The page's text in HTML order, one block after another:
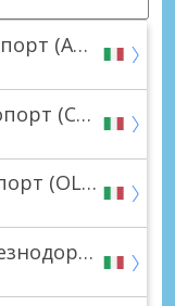
(AHO)
(CAG)
(OLB)
станция